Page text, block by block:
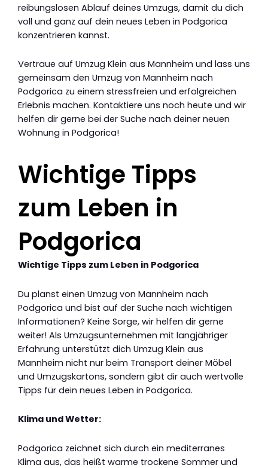
reibungslosen Ablauf deines Umzugs, damit du dich
voll und ganz auf dein neues Leben in Podgorica
konzentrieren kannst.
Vertraue auf Umzug Klein aus Mannheim und lass uns
gemeinsam den Umzug von Mannheim nach
Podgorica zu einem stressfreien und erfolgreichen
Erlebnis machen. Kontaktiere uns noch heute und wir
helfen dir gerne bei der Suche nach deiner neuen
Wohnung in Podgorica!
Wichtige Tipps
zum Leben in
Podgorica
Wichtige Tipps zum Leben in Podgorica
Du planst einen Umzug von Mannheim nach
Podgorica und bist auf der Suche nach wichtigen
Informationen? Keine Sorge, wir helfen dir gerne
weiter! Als Umzugsunternehmen mit langjähriger
Erfahrung unterstützt dich Umzug Klein aus
Mannheim nicht nur beim Transport deiner Möbel
und Umzugskartons, sondern gibt dir auch wertvolle
Tipps für dein neues Leben in Podgorica.
Klima und Wetter:
Podgorica zeichnet sich durch ein mediterranes
Klima aus, das heißt warme trockene Sommer und